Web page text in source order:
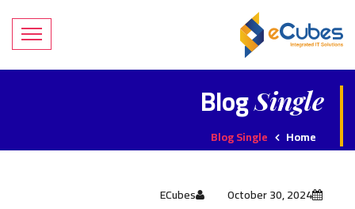
BlogSingle
Home
Blog Single
October 30, 2024
ECubes